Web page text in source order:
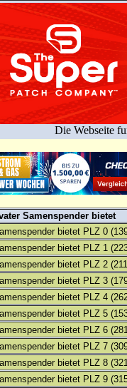
Die Webseite
Samenspender bietet
bietet PLZ 0
bietet PLZ 1
bietet PLZ 2
bietet PLZ 3
bietet PLZ 4
bietet PLZ 5
bietet PLZ 6
bietet PLZ 7
bietet PLZ 8
bietet PLZ 9